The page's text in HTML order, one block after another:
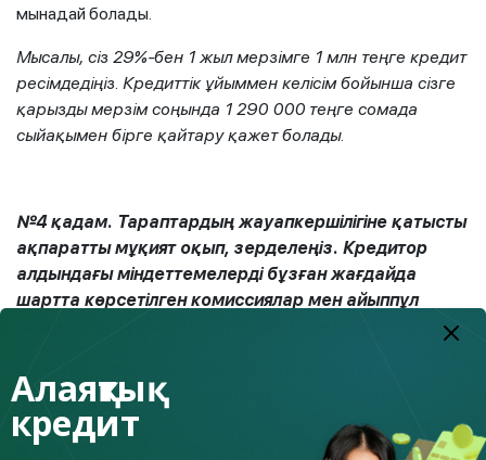
мынадай болады.
Мысалы, сіз 29%-бен 1 жыл мерзімге 1 млн теңге кредит
ресімдедіңіз. Кредиттік ұйыммен келісім бойынша сізге
қарызды мерзім соңында 1 290 000 теңге сомада
сыйақымен бірге қайтару қажет болады.
№4 қадам. Тараптардың жауапкершілігіне қатысты
ақпаратты мұқият оқып, зерделеңіз. Кредитор
алдындағы міндеттемелерді бұзған жағдайда
шартта көрсетілген комиссиялар мен айыппұл
белгіленген кредитке қызмет көрсету бойынша
комиссиялар мен өзге де төлемдердің мөлшері мен
есептеу тәртібін біржақты тәртіппен ұлғайту жағына
Алаяқтық
кредит